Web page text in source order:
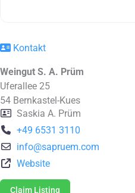
Kontakt
Weingut S. A. Prüm
Uferallee 25
54 Bernkastel-Kues
Saskia A. Prüm
+49 6531 3110
info@sapruem.com
Website
Claim Listing